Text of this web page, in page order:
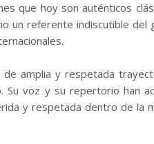
que hoy son auténticos
un referente indiscutible del
amplia y respetada
Su voz y su repertorio han
y respetada dentro de la